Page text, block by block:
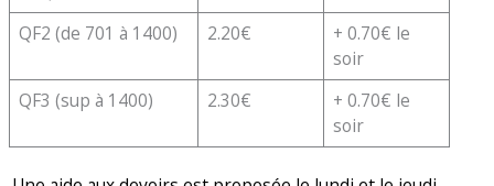
QF2 (de 701 à 1400)
2.20€
+ 0.70€ le
soir
QF3 (sup à 1400)
2.30€
+ 0.70€ le
soir